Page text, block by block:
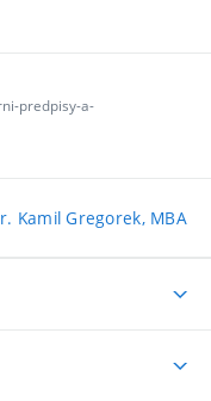
predpisy-a-
Kamil Gregorek, MBA